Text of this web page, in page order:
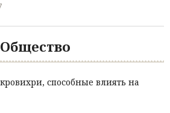
Общество
способные влиять на